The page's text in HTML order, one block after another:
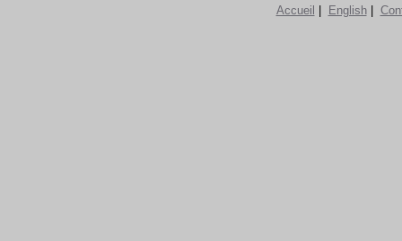
Accueil English|